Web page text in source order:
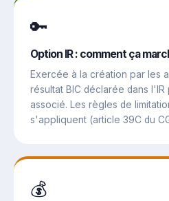
🔑
Option IR : comment ça
Exercée à la création par les
résultat BIC déclarée dans
associé. Les règles de
s'appliquent (article 39C du
💰